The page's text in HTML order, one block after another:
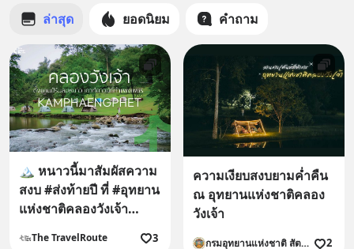
ล่าสุด ยอดนิยม คำถาม
🏔️ หนาวนี้มาสัมผัสความ
สงบ #ส่งท้ายปี ที่ #อุทยาน
แห่งชาติคลองวังเจ้า
The TravelRoute 3
ความเงียบสงบยามค่ำคืน
ณ อุทยานแห่งชาติคลอง
วังเจ้า
กรมอุทยานแห่งชาติ สัตว์ป่า และพันธุ์พืช 2